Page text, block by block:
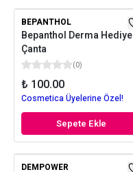
BEPANTHOL
Bepanthol Derma Hediye
Çanta
(0)
₺ 100.00
Cosmetica Üyelerine Özel!
Sepete Ekle
DEMPOWER